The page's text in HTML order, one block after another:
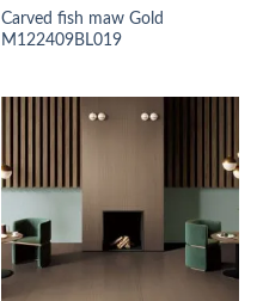
Carved fish maw Gold
M122409BL019